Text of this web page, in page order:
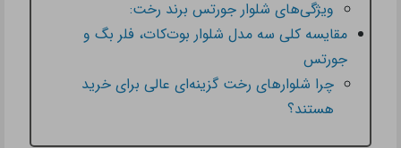
ویژگی‌های شلوار جورتس برند رخت:
مقایسه کلی سه مدل شلوار بوت‌کات، فلر بگ و
جورتس
چرا شلوارهای رخت گزینه‌ای عالی برای خرید
هستند؟